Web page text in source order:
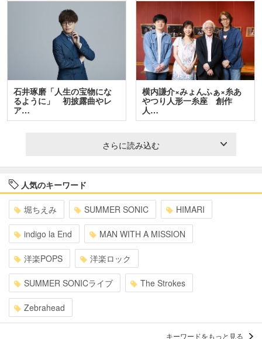
石井琢磨「人生の宝物にな
るように」 初披露曲やレ
ア…
横内謙介×みょんふぁ×糸あ
やつり人形一糸座 創作
人…
さらに読み込む
人気のキーワード
堀ちえみ SUMMER SONIC HIMARI
indigo la End MAN WITH A MISSION
洋楽POPS 洋楽ロック
SUMMER SONICライブ The Strokes
Zebrahead
キーワードをもっと見る